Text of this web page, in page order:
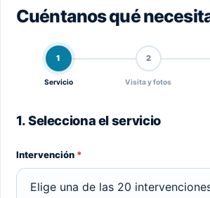
Cuéntanos qué
1
Servicio
2
Visita y fotos
1. Selecciona el servicio
Intervención *